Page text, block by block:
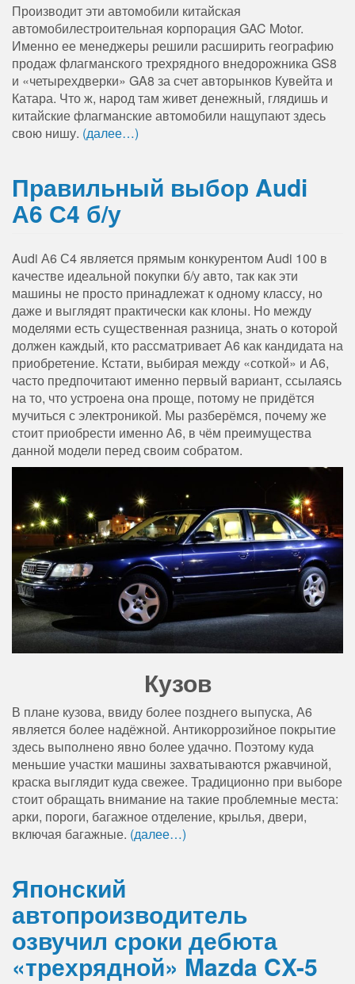
Производит эти автомобили китайская
автомобилестроительная корпорация GAC Motor.
Именно ее менеджеры решили расширить географию
продаж флагманского трехрядного внедорожника GS8
и «четырехдверки» GA8 за счет авторынков Кувейта и
Катара. Что ж, народ там живет денежный, глядишь и
китайские флагманские автомобили нащупают здесь
свою нишу. (далее…)
Правильный выбор Audi
А6 С4 б/у
Audi А6 С4 является прямым конкурентом Audi 100 в
качестве идеальной покупки б/у авто, так как эти
машины не просто принадлежат к одному классу, но
даже и выглядят практически как клоны. Но между
моделями есть существенная разница, знать о которой
должен каждый, кто рассматривает А6 как кандидата на
приобретение. Кстати, выбирая между «соткой» и А6,
часто предпочитают именно первый вариант, ссылаясь
на то, что устроена она проще, потому не придётся
мучиться с электроникой. Мы разберёмся, почему же
стоит приобрести именно А6, в чём преимущества
данной модели перед своим собратом.
Кузов
В плане кузова, ввиду более позднего выпуска, А6
является более надёжной. Антикоррозийное покрытие
здесь выполнено явно более удачно. Поэтому куда
меньшие участки машины захватываются ржавчиной,
краска выглядит куда свежее. Традиционно при выборе
стоит обращать внимание на такие проблемные места:
арки, пороги, багажное отделение, крылья, двери,
включая багажные. (далее…)
Японский
автопроизводитель
озвучил сроки дебюта
«трехрядной» Mazda CX-5